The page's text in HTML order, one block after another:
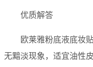
优质解答
欧莱雅粉底液底妆
无黯淡现象，适宜油性